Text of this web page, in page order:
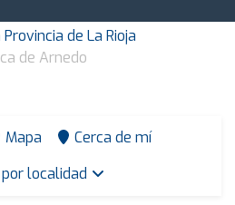
de La Rioja
de Arnedo
Mapa
Cerca de mí
localidad